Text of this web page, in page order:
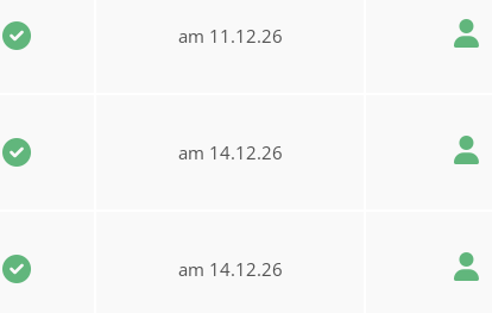
am 11.12.26
am 14.12.26
am 14.12.26